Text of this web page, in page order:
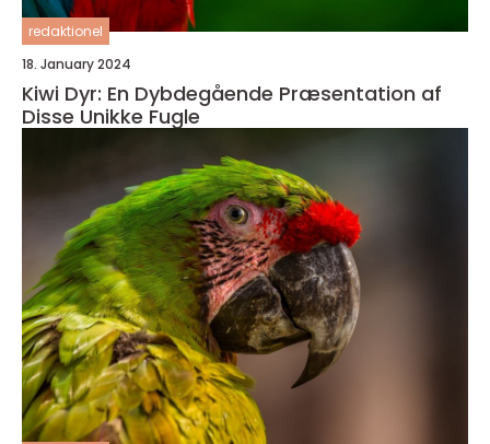
redaktionel
18. January 2024
Kiwi Dyr: En Dybdegående Præsentation af
Disse Unikke Fugle